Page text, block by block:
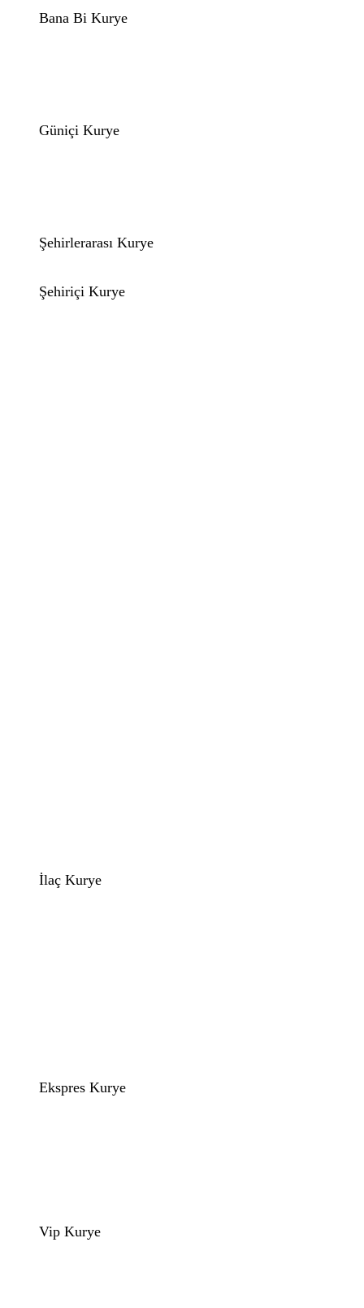
Bana Bi Kurye
Güniçi Kurye
Şehirlerarası Kurye
Şehiriçi Kurye
İlaç Kurye
Ekspres Kurye
Vip Kurye